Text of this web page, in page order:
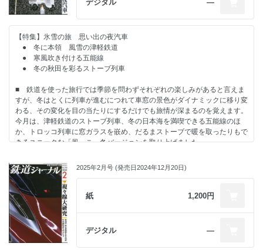
収、両者とも北陸方面を代表する特急列車として成長した。60年の歩み
を振り返る。
2027年度末の休止が決まった
弘南鉄道大鰐線とは 寺田裕一
団塊世代にプレゼンする「日本再発見」 歴史の町並みを歩く 第53回
シリーズ 凋落のメインライン 23.
筑豊本線：若松～原田 岩成政和 ［写真：山井美希］
木造駅舎の証言 第106回 天竜二俣駅（静岡県 天竜浜名湖鉄道） 塩
野哲也
JR九州の船舶事業、撤退までの顛末 大坂直樹
◇RAILWAY TOPICS◇
■嵐電の新たなイメージリーダー モボ1形「KYOTRAM」出発進行
■東北新幹線の次代を担うE10系が2027年に誕生 ■東武野田線専用車第
二弾の80000系営業開始
■E3系改造の荷物列車を秋から東北新幹線で運転 ■つくばエクスプレス
デジタル ―
【特集】氷雪の旅 思い出の夜汽車
● 冬に本領 風雪の津軽鉄道
● 寒風吹き付ける五能線
● 冬の秋田を彩るストーブ列車
■ 鉄道を使った旅行では季節を問わずそれぞれの楽しみがあると言えま
すが、冬はとくに列車が進むにつれて車窓の景色がダイナミックに移り変
わる、その変化を目の当たりにするだけでも旅情が深まるのを覚えます。
今月は、津軽鉄道のストーブ列車、冬の日本海を満喫できる五能線のほ
か、トロッコ列車に窓ガラスを嵌め、だるまストーブで暖を取ったりもで
きるユニークな「風っこ」冬バージョンを取り上げました。
の夜汽車の旅を過去の記事から再掲しました。懐かしい思い出がよみがえ
ります。
そのほかグリーン車連結で注目の中央線快速の歴史について前号に続いて
後編としてまとめました。
2025年2月号 (発売日2024年12月20日)
紙 1,200円
デジタル ―